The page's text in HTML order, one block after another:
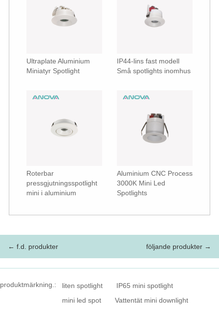
Ultraplate Aluminium
Miniatyr Spotlight
IP44-lins fast modell
Små spotlights inomhus
Roterbar
pressgjutningsspotlight
mini i aluminium
Aluminium CNC Process
3000K Mini Led
Spotlights
← f.d. produkter följande produkter →
produktmärkning.: liten spotlight
IP65 mini spotlight
mini led spot
Vattentät mini downlight